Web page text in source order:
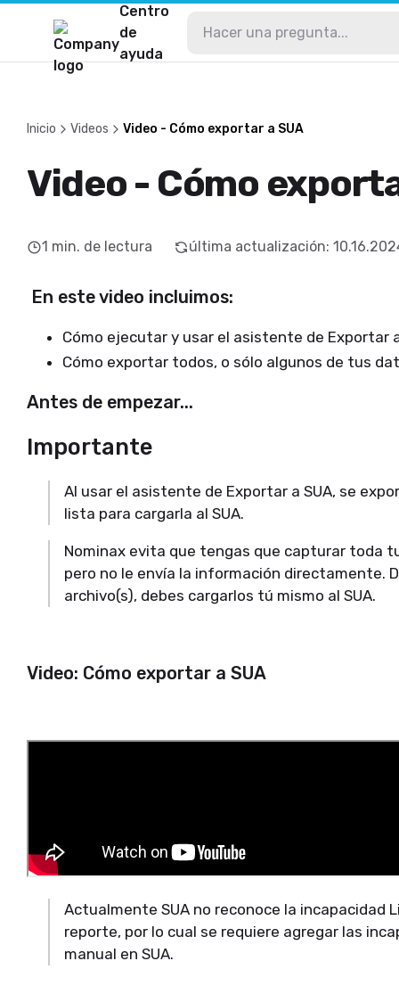
Centro
de
ayuda
Inicio Videos Video - Cómo exportar a SUA
Video - Cómo
1 min. de lectura última actualización:
En este video incluimos:
Cómo ejecutar y usar el asistente de Exportar
Cómo exportar todos, o sólo algunos de tus
Antes de empezar...
Importante
Al usar el asistente de Exportar a SUA, se
lista para cargarla al SUA.
Nominax evita que tengas que capturar toda
pero no le envía la información directamente.
archivo(s), debes cargarlos tú mismo al SUA.
Video: Cómo exportar a SUA
Actualmente SUA no reconoce la incapacidad
reporte, por lo cual se requiere agregar las
manual en SUA.